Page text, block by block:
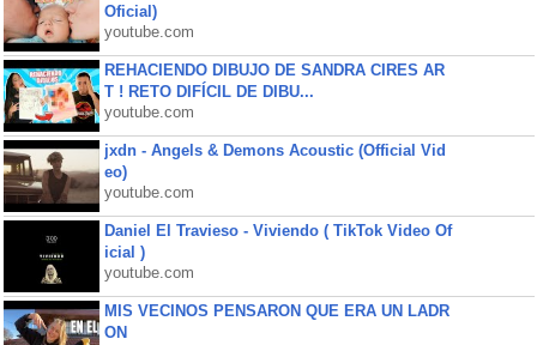
Oficial)
youtube.com
REHACIENDO DIBUJO DE SANDRA CIRES AR
T ! RETO DIFÍCIL DE DIBU...
youtube.com
jxdn - Angels & Demons Acoustic (Official Vid
eo)
youtube.com
Daniel El Travieso - Viviendo ( TikTok Video Of
icial )
youtube.com
MIS VECINOS PENSARON QUE ERA UN LADR
ON